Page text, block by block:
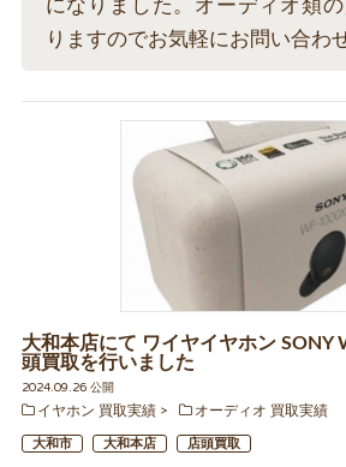
になりました。オーディオ類
りますのでお気軽にお問い合わ
大和本店にて ワイヤイヤホン SONY
頭買取を行いました
2024.09.26 公開
イヤホン 買取実績
オーディオ 買取実績
大和市 大和本店 店頭買取